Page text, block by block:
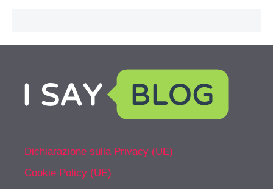
Dichiarazione sulla Privacy (UE)
Cookie Policy (UE)